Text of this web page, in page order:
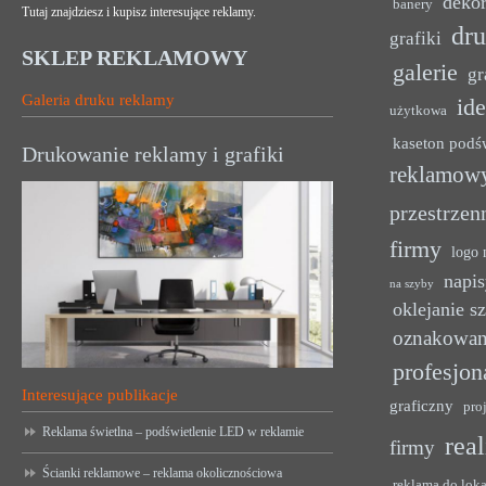
Tutaj znajdziesz i kupisz interesujące reklamy.
SKLEP REKLAMOWY
Galeria druku reklamy
Drukowanie reklamy i grafiki
Interesujące publikacje
Reklama świetlna – podświetlenie LED w reklamie
Ścianki reklamowe – reklama okolicznościowa
banery
grafiki
galerie
użytkowa
kaseton
firmy
logo
na szyby
oklejanie
graficzny
firmy